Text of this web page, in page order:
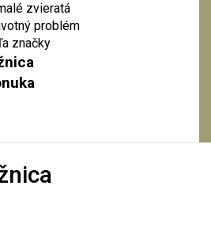
zvieratá
problém
značky